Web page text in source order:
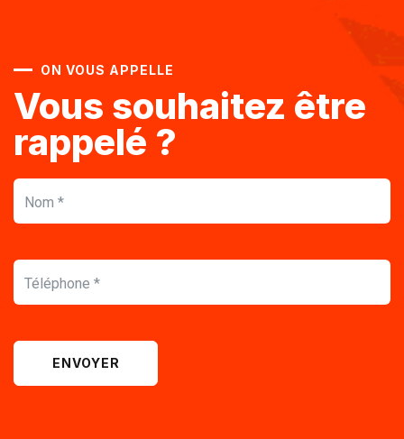
ON VOUS APPELLE
Vous souhaitez être
rappelé ?
ENVOYER